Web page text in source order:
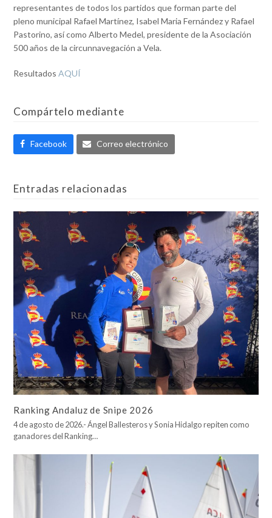
representantes de todos los partidos que forman parte del
pleno municipal Rafael Martínez, Isabel Maria Fernández y Rafael
Pastorino, así como Alberto Medel, presidente de la Asociación
500 años de la circunnavegación a Vela.
ResultadosAQUÍ
Compártelo mediante
Facebook Correo electrónico
Entradas relacionadas
Ranking Andaluz de Snipe 2026
4 de agosto de 2026.- Ángel Ballesteros y Sonia Hidalgo repiten como
ganadores del Ranking…